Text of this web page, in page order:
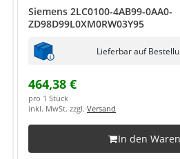
Siemens 2LC0100-4AB99-0AA0-
ZD98D99L0XM0RW03Y95
Lieferbar auf
464,38 €
pro 1 Stück
inkl. MwSt. zzgl. Versand
In den